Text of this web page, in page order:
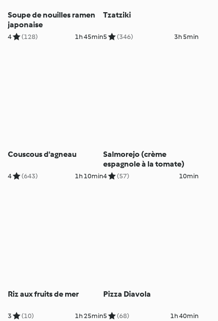
Soupe de nouilles ramen
japonaise
4 (128) 1h 45min
Tzatziki
5 (346) 3h 5min
Couscous d'agneau
4 (643) 1h 10min
Salmorejo (crème
espagnole à la tomate)
4 (57) 10min
Riz aux fruits de mer
3 (10) 1h 25min
Pizza Diavola
5 (68) 1h 40min